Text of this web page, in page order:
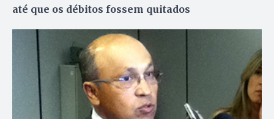
até que os débitos fossem quitados